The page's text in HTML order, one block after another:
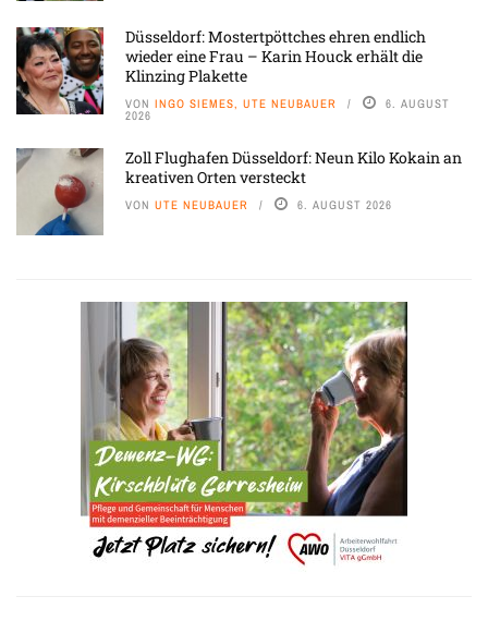
Düsseldorf: Mostertpöttches ehren endlich
wieder eine Frau – Karin Houck erhält die
Klinzing Plakette
VON INGO SIEMES, UTE NEUBAUER 6. AUGUST
2026
Zoll Flughafen Düsseldorf: Neun Kilo Kokain an
kreativen Orten versteckt
VON UTE NEUBAUER 6. AUGUST 2026